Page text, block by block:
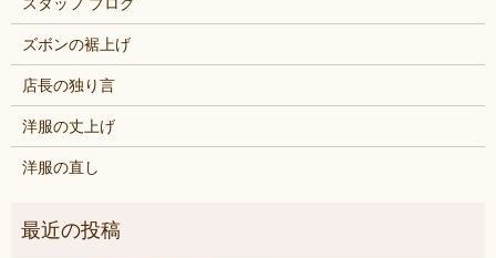
ズボンの裾上げ
店長の独り言
洋服の丈上げ
洋服の直し